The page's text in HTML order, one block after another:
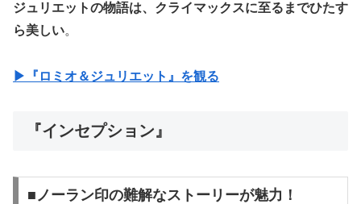
ジュリエットの物語は、クライマックスに至るまでひたす
ら美しい。
▶︎『ロミオ＆ジュリエット』を観る
『インセプション』
■ノーラン印の難解なストーリーが魅力！